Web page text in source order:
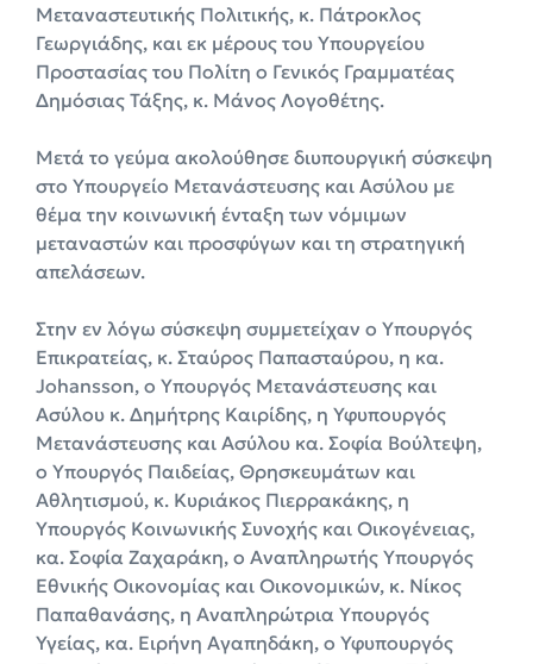
Μεταναστευτικής Πολιτικής, κ. Πάτροκλος
Γεωργιάδης, και εκ μέρους του Υπουργείου
Προστασίας του Πολίτη ο Γενικός Γραμματέας
Δημόσιας Τάξης, κ. Μάνος Λογοθέτης.
Μετά το γεύμα ακολούθησε διυπουργική σύσκεψη
στο Υπουργείο Μετανάστευσης και Ασύλου με
θέμα την κοινωνική ένταξη των νόμιμων
μεταναστών και προσφύγων και τη στρατηγική
απελάσεων.
Στην εν λόγω σύσκεψη συμμετείχαν ο Υπουργός
Επικρατείας, κ. Σταύρος Παπασταύρου, η κα.
Johansson, ο Υπουργός Μετανάστευσης και
Ασύλου κ. Δημήτρης Καιρίδης, η Υφυπουργός
Μετανάστευσης και Ασύλου κα. Σοφία Βούλτεψη,
ο Υπουργός Παιδείας, Θρησκευμάτων και
Αθλητισμού, κ. Κυριάκος Πιερρακάκης, η
Υπουργός Κοινωνικής Συνοχής και Οικογένειας,
κα. Σοφία Ζαχαράκη, ο Αναπληρωτής Υπουργός
Εθνικής Οικονομίας και Οικονομικών, κ. Νίκος
Παπαθανάσης, η Αναπληρώτρια Υπουργός
Υγείας, κα. Ειρήνη Αγαπηδάκη, ο Υφυπουργός